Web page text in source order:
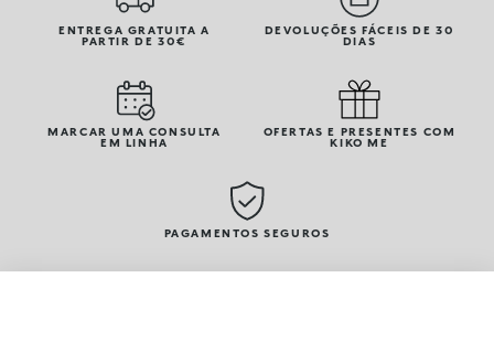
ENTREGA GRATUITA A
PARTIR DE 30€
DEVOLUÇÕES FÁCEIS DE 30
DIAS
MARCAR UMA CONSULTA
EM LINHA
OFERTAS E PRESENTES COM
KIKO ME
PAGAMENTOS SEGUROS